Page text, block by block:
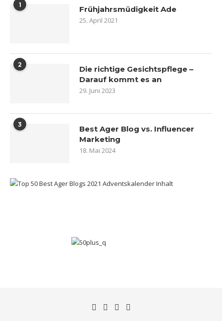
1 Frühjahrsmüdigkeit Ade
25. April 2021
2
Die richtige Gesichtspflege –
Darauf kommt es an
29. Juni 2023
3
Best Ager Blog vs. Influencer
Marketing
18. Mai 2024